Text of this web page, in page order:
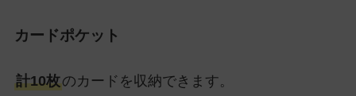
カードポケット
計10枚のカードを収納できます。